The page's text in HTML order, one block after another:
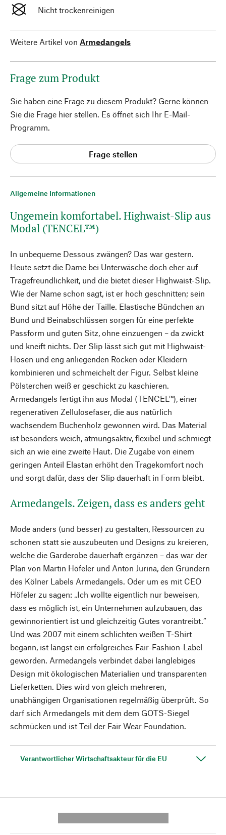
Allgemeine Informationen
Ungemein komfortabel. Highwaist-Slip aus
Modal (TENCEL™)
In unbequeme Dessous zwängen? Das war gestern.
Heute setzt die Dame bei Unterwäsche doch eher auf
Tragefreundlichkeit, und die bietet dieser Highwaist-Slip.
Wie der Name schon sagt, ist er hoch geschnitten; sein
Bund sitzt auf Höhe der Taille. Elastische Bündchen an
Bund und Beinabschlüssen sorgen für eine perfekte
Passform und guten Sitz, ohne einzuengen – da zwickt
und kneift nichts. Der Slip lässt sich gut mit Highwaist-
Hosen und eng anliegenden Röcken oder Kleidern
kombinieren und schmeichelt der Figur. Selbst kleine
Pölsterchen weiß er geschickt zu kaschieren.
Armedangels fertigt ihn aus Modal (TENCEL™), einer
regenerativen Zellulosefaser, die aus natürlich
wachsendem Buchenholz gewonnen wird. Das Material
ist besonders weich, atmungsaktiv, flexibel und schmiegt
sich an wie eine zweite Haut. Die Zugabe von einem
geringen Anteil Elastan erhöht den Tragekomfort noch
und sorgt dafür, dass der Slip dauerhaft in Form bleibt.
Armedangels. Zeigen, dass es anders geht
Mode anders (und besser) zu gestalten, Ressourcen zu
schonen statt sie auszubeuten und Designs zu kreieren,
welche die Garderobe dauerhaft ergänzen – das war der
Plan von Martin Höfeler und Anton Jurina, den Gründern
des Kölner Labels Armedangels. Oder um es mit CEO
Höfeler zu sagen: „Ich wollte eigentlich nur beweisen,
dass es möglich ist, ein Unternehmen aufzubauen, das
gewinnorientiert ist und gleichzeitig Gutes vorantreibt.“
Und was 2007 mit einem schlichten weißen T-Shirt
begann, ist längst ein erfolgreiches Fair-Fashion-Label
geworden. Armedangels verbindet dabei langlebiges
Design mit ökologischen Materialien und transparenten
Lieferketten. Dies wird von gleich mehreren,
unabhängigen Organisationen regelmäßig überprüft. So
darf sich Armedangels mit dem dem GOTS-Siegel
schmücken und ist Teil der Fair Wear Foundation.
Verantwortlicher Wirtschaftsakteur für die EU
Nicht trockenreinigen
Weitere Artikel von Armedangels
Frage zum Produkt
Sie haben eine Frage zu diesem Produkt? Gerne können
Sie die Frage hier stellen. Es öffnet sich Ihr E-Mail-
Programm.
Frage stellen